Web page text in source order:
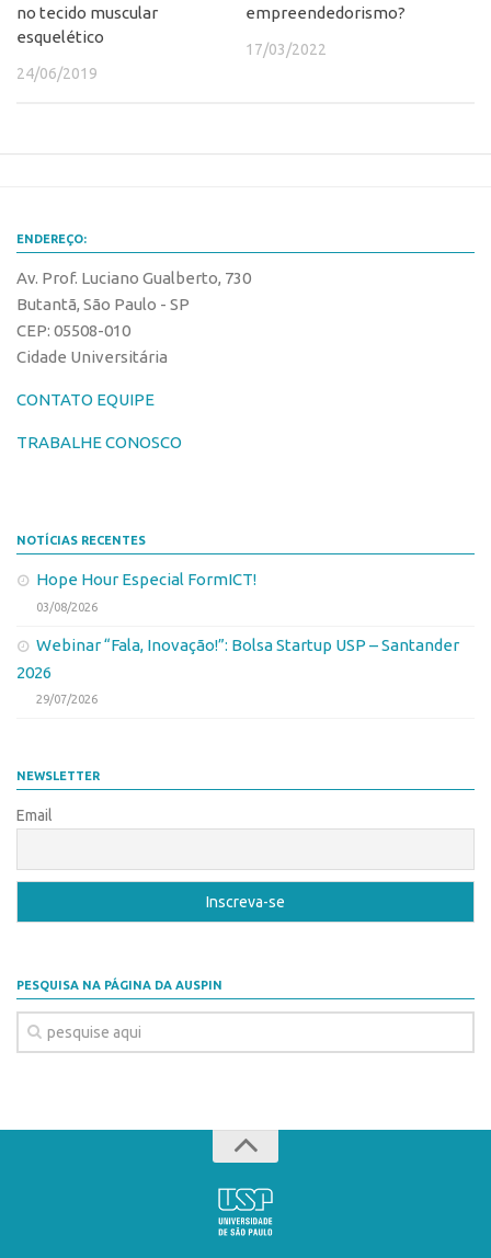
no tecido muscular
esquelético
24/06/2019
empreendedorismo?
17/03/2022
ENDEREÇO:
Av. Prof. Luciano Gualberto, 730
Butantã, São Paulo - SP
CEP: 05508-010
Cidade Universitária
CONTATO EQUIPE
TRABALHE CONOSCO
NOTÍCIAS RECENTES
Hope Hour Especial FormICT!
03/08/2026
Webinar “Fala, Inovação!”: Bolsa Startup USP – Santander
2026
29/07/2026
NEWSLETTER
Email
PESQUISA NA PÁGINA DA AUSPIN